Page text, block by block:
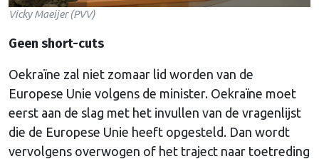
Vicky Maeijer (PVV)
Geen short-cuts
Oekraïne zal niet zomaar lid worden van de
Europese Unie volgens de minister. Oekraïne moet
eerst aan de slag met het invullen van de vragenlijst
die de Europese Unie heeft opgesteld. Dan wordt
vervolgens overwogen of het traject naar toetreding